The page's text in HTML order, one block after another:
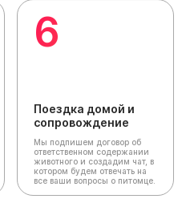
6
Поездка домой и
сопровождение
Мы подпишем договор об
ответственном содержании
животного и создадим чат, в
котором будем отвечать на
все ваши вопросы о питомце.